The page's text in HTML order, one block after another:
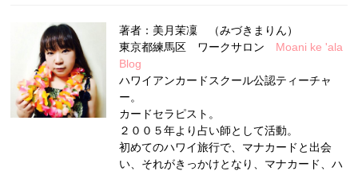
著者：美月茉凜 （みづきまりん）
東京都練馬区 ワークサロン Moani ke 'ala
Blog
ハワイアンカードスクール公認ティーチャ
ー。
カードセラピスト。
２００５年より占い師として活動。
初めてのハワイ旅行で、マナカードと出会
い、それがきっかけとなり、マナカード、ハ